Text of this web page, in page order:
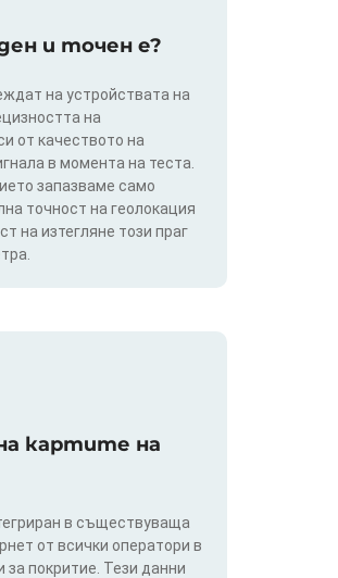
и точен е?
на устройствата на
на
от качеството на
в момента на теста.
запазваме само
точност на геолокация
на изтегляне този праг
картите на
в съществуваща
от всички оператори в
покритие. Тези данни